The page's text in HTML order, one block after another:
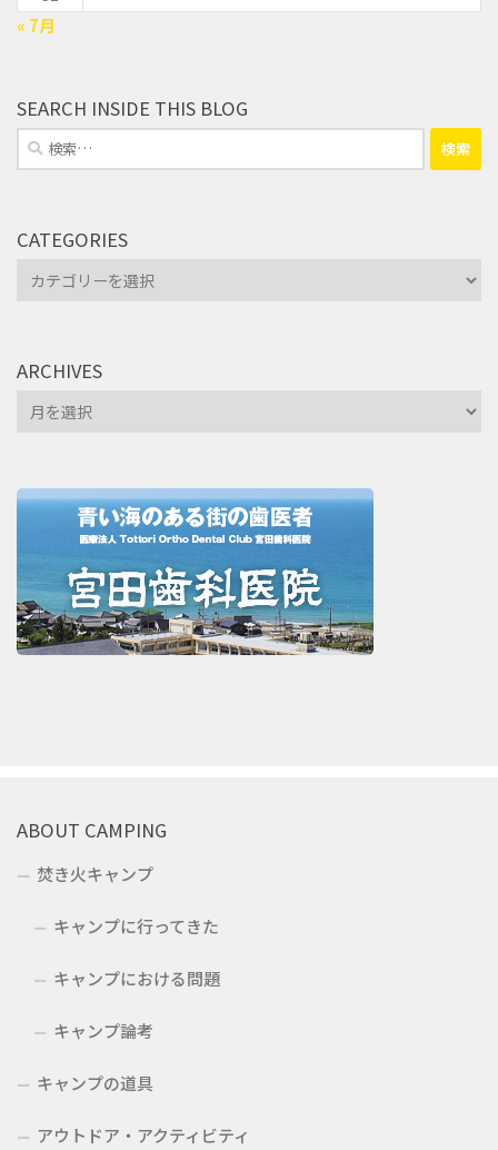
« 7月
SEARCH INSIDE THIS BLOG
検
索:
CATEGORIES
Categories
ARCHIVES
Archives
ABOUT CAMPING
焚き火キャンプ
キャンプに行ってきた
キャンプにおける問題
キャンプ論考
キャンプの道具
アウトドア・アクティビティ